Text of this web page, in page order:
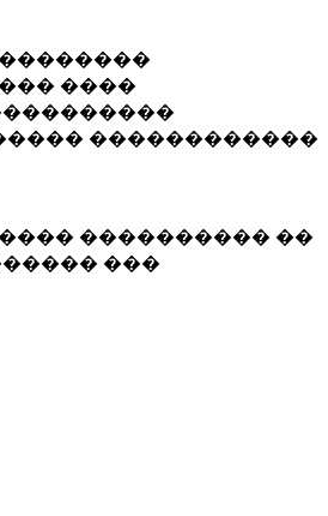
����
������������
���������� ��
���